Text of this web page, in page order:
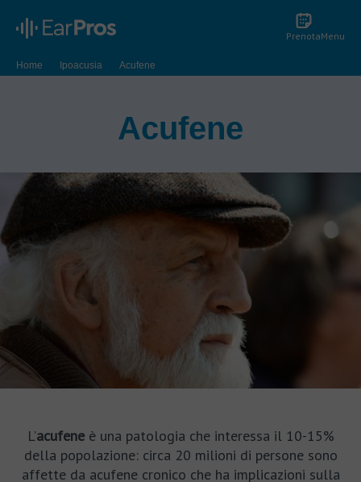
PrenotaMenu
Home Ipoacusia Acufene
Acufene
L’acufeneè una patologia che interessa il 10-15%
della popolazione: circa 20 milioni di persone sono
affette da acufene cronico che ha implicazioni sulla